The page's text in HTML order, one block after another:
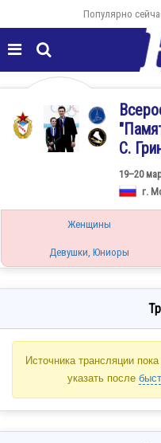
Популярно
 
С.
19–20
г.
Женщины
Девушки, Юниоры
Источника трансляции
указать после